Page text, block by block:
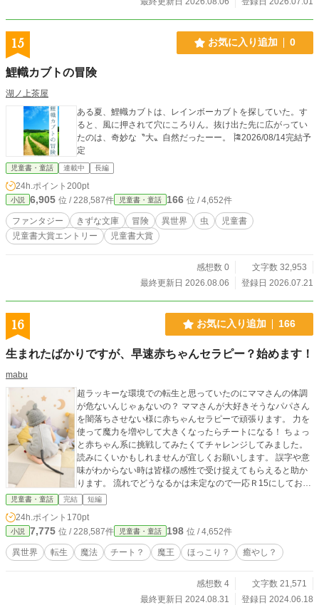
15 お気に入り追加 0
鯉幟カブトの冒険
湖ノ上茶屋
ある夏、鯉幟カブトは、レインボーカブトを探していた。す
ると、風に押されて穴にころりん。抜け出た先に広がってい
たのは、奇妙な〝大〟自然だったーー。 🎏2026/08/14完結予
定
児童書・童話 連載中 長編
24h.ポイント 200pt
小説 6,905 位 / 228,587件 児童書・童話 166 位 / 4,652件
ファンタジー きずな文庫 冒険 異世界 虫
児童書
児童書大賞エントリー
児童書大賞
感想数 0
文字数 32,953
最終更新日 2026.08.06
登録日 2026.07.21
16 お気に入り追加 166
生まれたばかりですが、早速赤ちゃんセラピー？始めます！
mabu
超ラッキーな環境での転生と思っていたのにママさんの体調
が危ないんじゃぁないの？ ママさんが大好きそうなパパさん
を闇落ちさせない様に赤ちゃんセラピーで頑張ります。 力を
使って魔力を増やして大きくなったらチートになる！ ちょっ
と赤ちゃん系に挑戦してみたくてチャレンジしてみました。
読みにくいかもしれませんが宜しくお願いします。 誤字や意
味がわからない時は皆様の感性で受け捉えてもらえると助か
ります。 流れでどうなるかは未定なので一応Ｒ15にしており
ます。 現在投稿中の作品と共に地道にマイペースで進めてい
きますので宜しくお願いします🙇 此方でも感想やご指摘等へ
の返答は致しませんので宜しくお願いします。
児童書・童話 完結 短編
24h.ポイント 170pt
小説 7,775 位 / 228,587件 児童書・童話 198 位 / 4,652件
異世界 転生 魔法 チート？ 魔王 ほっこり？ 癒やし？
感想数 4
文字数 21,571
最終更新日 2024.08.31
登録日 2024.06.18